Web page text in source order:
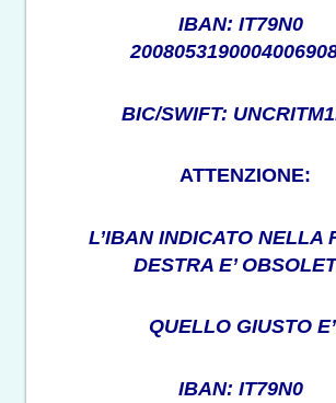
IBAN: IT79N0
BIC/SWIFT:
ATTENZIONE:
L’IBAN INDICATO NELLA
DESTRA E’
QUELLO GIUSTO
IBAN: IT79N0